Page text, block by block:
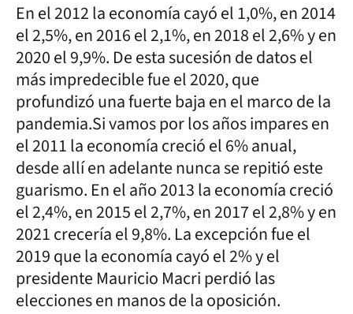
En el 2012 la economía cayó el 1,0%, en 2014
el 2,5%, en 2016 el 2,1%, en 2018 el 2,6% y en
2020 el 9,9%. De esta sucesión de datos el
más impredecible fue el 2020, que
profundizó una fuerte baja en el marco de la
pandemia.Si vamos por los años impares en
el 2011 la economía creció el 6% anual,
desde allí en adelante nunca se repitió este
guarismo. En el año 2013 la economía creció
el 2,4%, en 2015 el 2,7%, en 2017 el 2,8% y en
2021 crecería el 9,8%. La excepción fue el
2019 que la economía cayó el 2% y el
presidente Mauricio Macri perdió las
elecciones en manos de la oposición.